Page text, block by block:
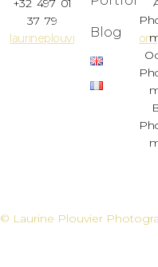
+32 497 01
37 79
laurineplouvier1@gmail.com
Blog
© Laurine Plouvier